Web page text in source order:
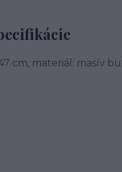
cm, materiál: masív